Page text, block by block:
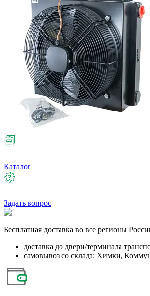
Каталог
Задать вопрос
Бесплатная доставка во все регионы
доставка до двери/терминала
самовывоз со склада: Химки,